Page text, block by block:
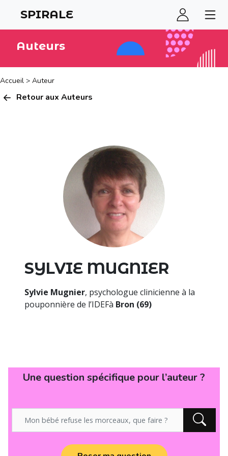
SPIRALE
Auteurs
Accueil > Auteur
Retour aux Auteurs
SYLVIE MUGNIER
Sylvie Mugnier, psychologue clinicienne à la
pouponnière de l’IDEFà Bron (69)
Une question spécifique pour l’auteur ?